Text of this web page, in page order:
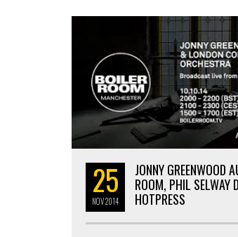
25
NOV2014
JONNY GREENWOOD
ROOM, PHIL SELWAY
HOTPRESS